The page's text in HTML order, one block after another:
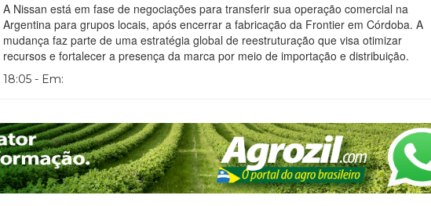
A Nissan está em fase de negociações para transferir sua operação comercial na
Argentina para grupos locais, após encerrar a fabricação da Frontier em Córdoba. A
mudança faz parte de uma estratégia global de reestruturação que visa otimizar
recursos e fortalecer a presença da marca por meio de importação e distribuição.
18:05 - Em: